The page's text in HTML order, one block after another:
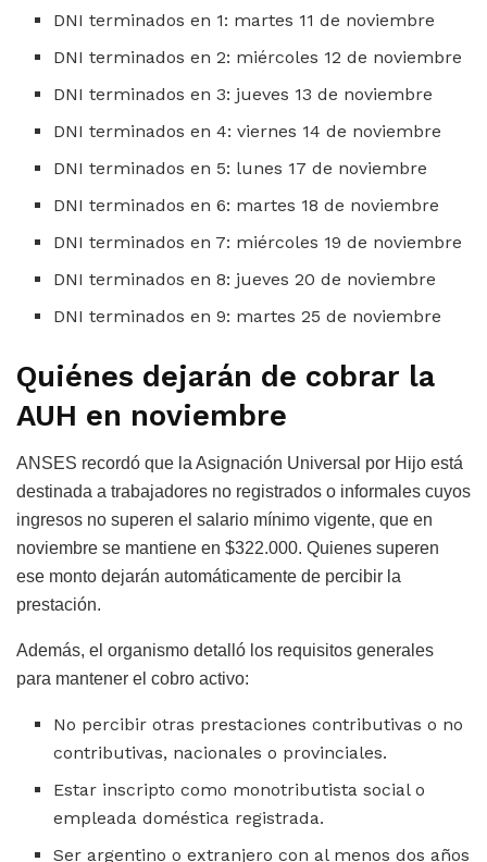
DNI terminados en 1: martes 11 de noviembre
DNI terminados en 2: miércoles 12 de noviembre
DNI terminados en 3: jueves 13 de noviembre
DNI terminados en 4: viernes 14 de noviembre
DNI terminados en 5: lunes 17 de noviembre
DNI terminados en 6: martes 18 de noviembre
DNI terminados en 7: miércoles 19 de noviembre
DNI terminados en 8: jueves 20 de noviembre
DNI terminados en 9: martes 25 de noviembre
Quiénes dejarán de cobrar la
AUH en noviembre
ANSES recordó que la Asignación Universal por Hijo está
destinada a trabajadores no registrados o informales cuyos
ingresos no superen el salario mínimo vigente, que en
noviembre se mantiene en $322.000. Quienes superen
ese monto dejarán automáticamente de percibir la
prestación.
Además, el organismo detalló los requisitos generales
para mantener el cobro activo:
No percibir otras prestaciones contributivas o no
contributivas, nacionales o provinciales.
Estar inscripto como monotributista social o
empleada doméstica registrada.
Ser argentino o extranjero con al menos dos años